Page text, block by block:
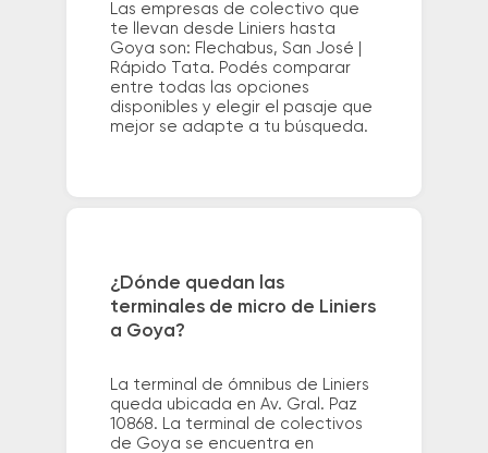
Las empresas de colectivo que
te llevan desde Liniers hasta
Goya son: Flechabus, San José |
Rápido Tata. Podés comparar
entre todas las opciones
disponibles y elegir el pasaje que
mejor se adapte a tu búsqueda.
¿Dónde quedan las
terminales de micro de Liniers
a Goya?
La terminal de ómnibus de Liniers
queda ubicada en Av. Gral. Paz
10868. La terminal de colectivos
de Goya se encuentra en